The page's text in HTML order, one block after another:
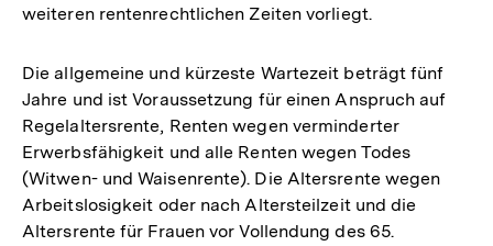
weiteren rentenrechtlichen Zeiten vorliegt.
Die allgemeine und kürzeste Wartezeit beträgt fünf
Jahre und ist Voraussetzung für einen Anspruch auf
Regelaltersrente, Renten wegen verminderter
Erwerbsfähigkeit und alle Renten wegen Todes
(Witwen- und Waisenrente). Die Altersrente wegen
Arbeitslosigkeit oder nach Altersteilzeit und die
Altersrente für Frauen vor Vollendung des 65.